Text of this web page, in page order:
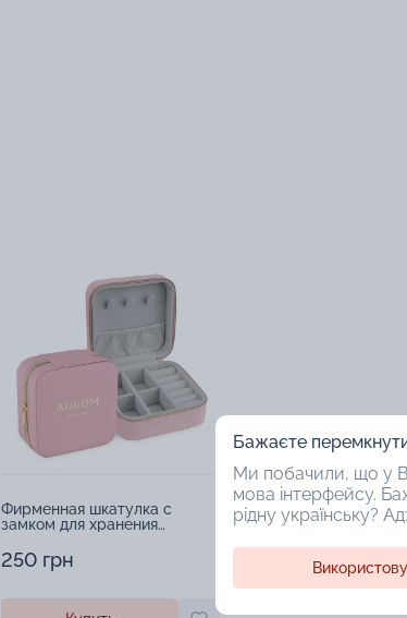
Фирменная шкатулка с
замком для хранения
250 грн
Бажаєте
Ми побачили, що у
мова інтерфейсу.
рідну українську?